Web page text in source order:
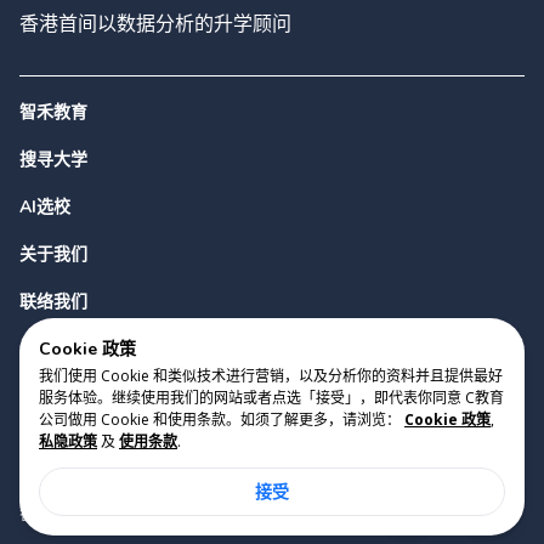
香港首间以数据分析的升学顾问
智禾教育
搜寻大学
AI选校
关于我们
联络我们
版权 2023 Cyclopes® •
使用条款
香港铜锣湾勿地臣街1号时代广场2座28楼07室
Cookie 政策
我们使用 Cookie 和类似技术进行营销，以及分析你的资料并且提供最好
服务体验。继续使用我们的网站或者点选「接受」，即代表你同意 C教育
公司做用 Cookie 和使用条款。如须了解更多，请浏览：
Cookie 政策,
私隐政策及 使用条款.
接受